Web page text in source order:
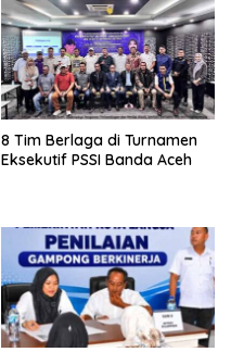
8 Tim Berlaga di Turnamen
Eksekutif PSSI Banda Aceh